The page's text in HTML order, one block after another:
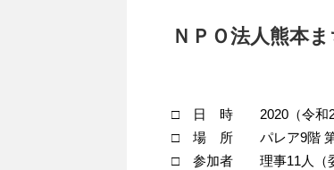
ＮＰＯ法人熊本
□ 日 時 2020（令和2）
□ 場 所 パレア9階 第
□ 参加者 理事11人（